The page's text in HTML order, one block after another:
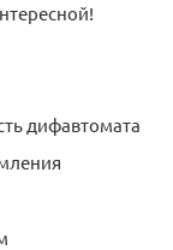
дифавтомата